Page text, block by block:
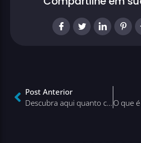
Post Anterior
Descubra aqui quanto custa abrir um e-commerce!